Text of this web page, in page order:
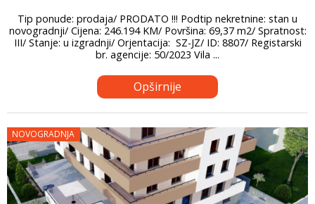
Tip ponude: prodaja/ PRODATO !!! Podtip nekretnine: stan u
novogradnji/ Cijena: 246.194 KM/ Površina: 69,37 m2/ Spratnost:
III/ Stanje: u izgradnji/ Orjentacija: SZ-JZ/ ID: 8807/ Registarski
br. agencije: 50/2023 Vila ...
Opširnije
NOVOGRADNJA